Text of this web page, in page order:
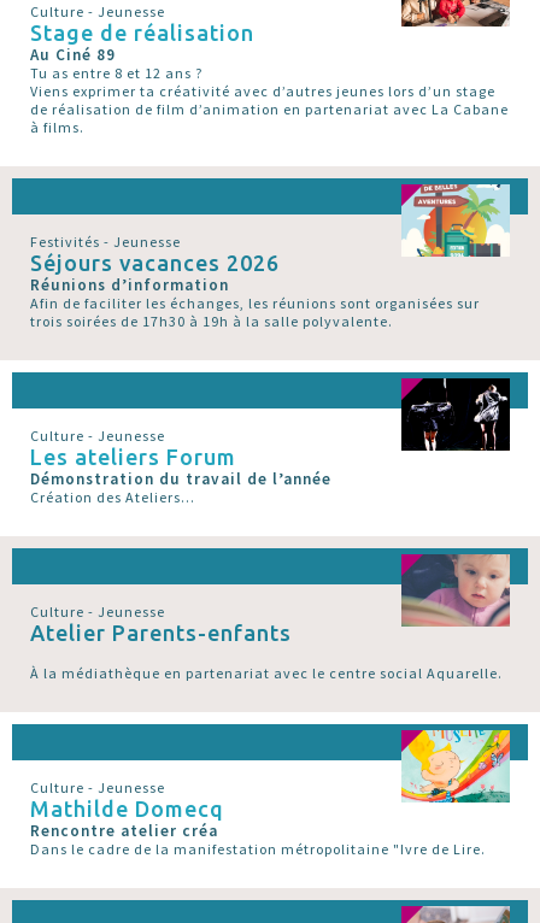
Culture - Jeunesse
Stage de réalisation
Au Ciné 89
Tu as entre 8 et 12 ans ?
Viens exprimer ta créativité avec d’autres jeunes lors d’un stage
de réalisation de film d’animation en partenariat avec La Cabane
à films.
Festivités - Jeunesse
Séjours vacances 2026
Réunions d’information
Afin de faciliter les échanges, les réunions sont organisées sur
trois soirées de 17h30 à 19h à la salle polyvalente.
Culture - Jeunesse
Les ateliers Forum
Démonstration du travail de l’année
Création des Ateliers...
Culture - Jeunesse
Atelier Parents-enfants
À la médiathèque en partenariat avec le centre social Aquarelle.
Culture - Jeunesse
Mathilde Domecq
Rencontre atelier créa
Dans le cadre de la manifestation métropolitaine "Ivre de Lire.